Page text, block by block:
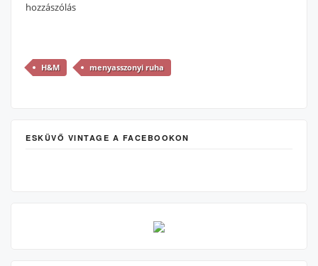
hozzászólás
H&M menyasszonyi ruha
ESKÜVŐ VINTAGE A FACEBOOKON